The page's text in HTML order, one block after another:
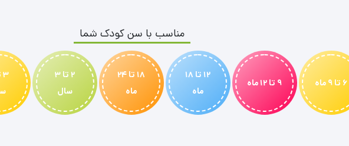
مناسب با سن کودک شما
6 تا 9 ماه 9 تا 12 ماه
12 تا 18
ماه
18 تا 24
ماه
2 تا 3
سال